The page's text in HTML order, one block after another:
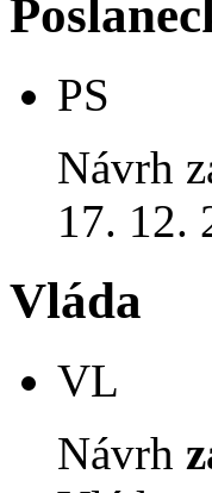
PS
Návrh
17. 12.
Vláda
VL
Návrh